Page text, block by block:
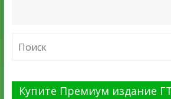
Купите Премиум издание